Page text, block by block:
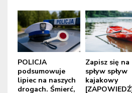
POLICJA
podsumowuje
lipiec na naszych
drogach. Śmierć,
Zapisz się na
spływ spływ
kajakowy